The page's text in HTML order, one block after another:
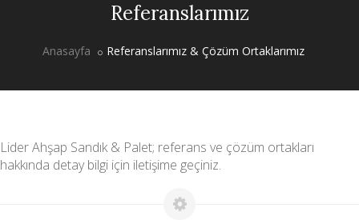
Referanslarımız
Anasayfa Referanslarımız & Çözüm Ortaklarımız
Lider Ahşap Sandık & Palet; referans ve çözüm ortakları
hakkında detay bilgi için iletişime geçiniz.